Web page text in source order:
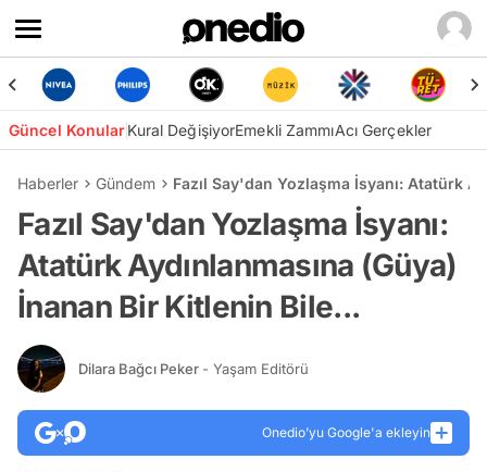
Güncel KonularKural DeğişiyorEmekli ZammıAcı Gerçekler
Haberler Gündem Fazıl Say'dan Yozlaşma İsyanı: Atatürk
Fazıl Say'dan Yozlaşma İsyanı:
Atatürk Aydınlanmasına (Güya)
İnanan Bir Kitlenin Bile...
Dilara Bağcı Peker - Yaşam Editörü
Onedio’yu Google'a ekleyin